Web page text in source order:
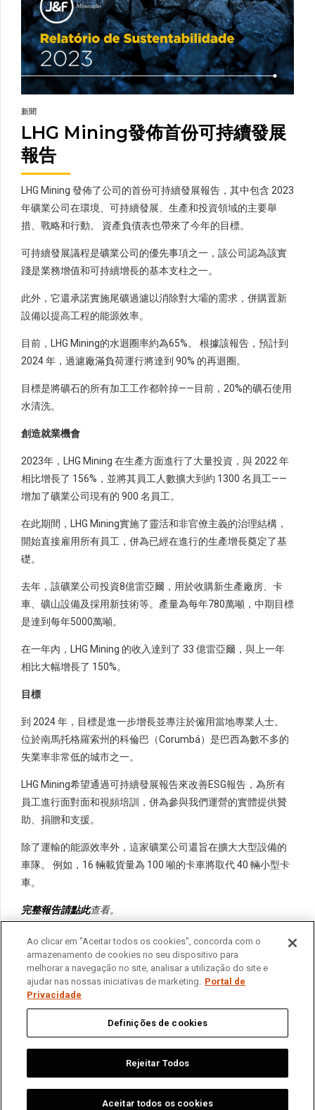
新聞
LHG Mining發佈首份可持續發展
報告
LHG Mining 發佈了公司的首份可持續發展報告，其中包含 2023
年礦業公司在環境、可持續發展、生產和投資領域的主要舉
措、戰略和行動。 資產負債表也帶來了今年的目標。
可持續發展議程是礦業公司的優先事項之一，該公司認為該實
踐是業務增值和可持續增長的基本支柱之一。
此外，它還承諾實施尾礦過濾以消除對大壩的需求，併購置新
設備以提高工程的能源效率。
目前，LHG Mining的水迴圈率約為65%。 根據該報告，預計到
2024 年，過濾廠滿負荷運行將達到 90% 的再迴圈。
目標是將礦石的所有加工工作都幹掉——目前，20%的礦石使用
水清洗。
創造就業機會
2023年，LHG Mining 在生產方面進行了大量投資，與 2022 年
相比增長了 156%，並將其員工人數擴大到約 1300 名員工——
增加了礦業公司現有的 900 名員工。
在此期間，LHG Mining實施了靈活和非官僚主義的治理結構，
開始直接雇用所有員工，併為已經在進行的生產增長奠定了基
礎。
去年，該礦業公司投資8億雷亞爾，用於收購新生產廠房、卡
車、礦山設備及採用新技術等。產量為每年780萬噸，中期目標
是達到每年5000萬噸。
在一年內，LHG Mining 的收入達到了 33 億雷亞爾，與上一年
相比大幅增長了 150%。
目標
到 2024 年，目標是進一步增長並專注於僱用當地專業人士。
位於南馬托格羅索州的科倫巴（Corumbá）是巴西為數不多的
失業率非常低的城市之一。
LHG Mining希望通過可持續發展報告來改善ESG報告，為所有
員工進行面對面和視頻培訓，併為參與我們運營的實體提供贊
助、捐贈和支援。
除了運輸的能源效率外，這家礦業公司還旨在擴大大型設備的
車隊。 例如，16 輛載貨量為 100 噸的卡車將取代 40 輛小型卡
車。
完整報告請點此查看。
Home 我们是谁 业务 可持续发展 新闻
与我们联系
English Português
Ao clicar em "Aceitar todos os cookies", concorda com o
armazenamento de cookies no seu dispositivo para
melhorar a navegação no site, analisar a utilização do site e
ajudar nas nossas iniciativas de marketing. Portal de
Privacidade
Definições de cookies
Rejeitar Todos
Aceitar todos os cookies